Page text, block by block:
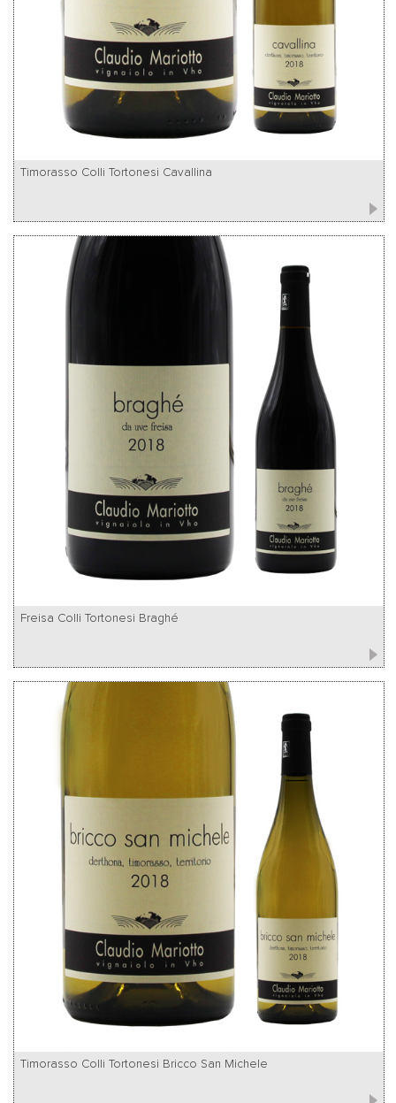
Timorasso Colli Tortonesi Cavallina
Freisa Colli Tortonesi Braghé
Timorasso Colli Tortonesi Bricco San Michele